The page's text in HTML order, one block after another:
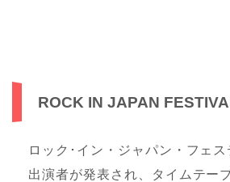
ROCK IN JAPAN
ロック･イン・ジャパン・フェ
出演者が発表され、タイムテー